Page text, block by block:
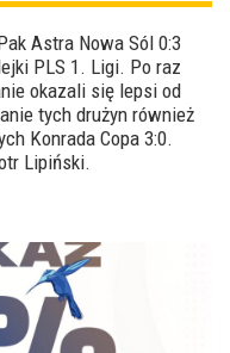
Astra Nowa Sól 0:3
PLS 1. Ligi. Po raz
okazali się lepsi od
tych drużyn również
Konrada Copa 3:0.
Lipiński.